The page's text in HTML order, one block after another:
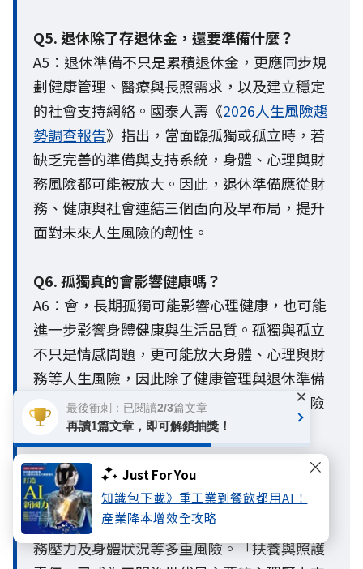
Just For You
知識包下載》重工業到餐飲都用AI！
產業降本增效全攻略
Q5. 退休除了存退休金，還要準備什麼？
A5：退休準備不只是累積退休金，更應同步規
劃健康管理、醫療與長照需求，以及建立穩定
的社會支持網絡。國泰人壽《2026人生風險趨
勢調查報告》指出，當面臨孤獨或孤立時，若
缺乏完善的準備與支持系統，身體、心理與財
務風險都可能被放大。因此，退休準備應從財
務、健康與社會連結三個面向及早布局，提升
面對未來人生風險的韌性。
Q6. 孤獨真的會影響健康嗎？
A6：會，長期孤獨可能影響心理健康，也可能
進一步影響身體健康與生活品質。孤獨與孤立
不只是情感問題，更可能放大身體、心理與財
務等人生風險，因此除了健康管理與退休準備
外，建立穩定的社會支持網絡，也是降低風險
的重要一環。
Q7. 三明治世代面臨哪些風險？
A7：三明治世代通常同時肩負照顧父母、扶養
子女及工作責任，因此容易面臨心理健康、財
務壓力及身體狀況等多重風險。「扶養與照護
最後衝刺：已閱讀2/3篇文章
再讀1篇文章，即可解鎖抽獎！
×